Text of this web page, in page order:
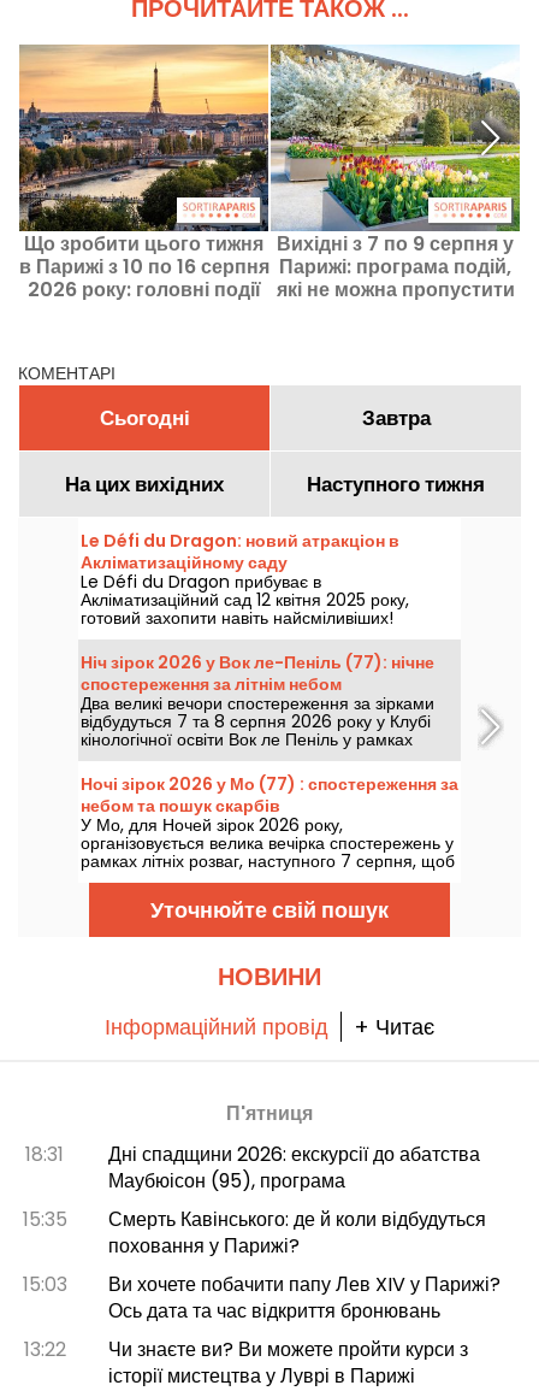
ПРОЧИТАЙТЕ ТАКОЖ ...
Що зробити цього тижня
в Парижі з 10 по 16 серпня
2026 року: головні події
Вихідні з 7 по 9 серпня у
Парижі: програма подій,
які не можна пропустити
КОМЕНТАРІ
Сьогодні Завтра
На цих вихідних Наступного тижня
Le Défi du Dragon: новий атракціон в
Акліматизаційному саду
Le Défi du Dragon прибуває в
Акліматизаційний сад 12 квітня 2025 року,
готовий захопити навіть найсміливіших!
Тримайтеся міцніше, ці вогняні американські
гірки перенесуть вас у пригоду, сповнену
крутих поворотів та гострих відчуттів.
Наважишся кинути виклик звіру?
Ніч зірок 2026 у Вок ле-Пеніль (77): нічне
спостереження за літнім небом
Два великі вечори спостереження за зірками
відбудуться 7 та 8 серпня 2026 року у Клубі
кінологічної освіти Вок ле Пеніль у рамках
нового випуску Ночей зірок.
Ночі зірок 2026 у Мо (77) : спостереження за
небом та пошук скарбів
У Мо, для Ночей зірок 2026 року,
організовується велика вечірка спостережень у
рамках літніх розваг, наступного 7 серпня, щоб
стати справжнім експертом з планет і зірок!
Уточнюйте свій пошук
НОВИНИ
Інформаційний провід + Читає
П'ятниця
18:31
Дні спадщини 2026: екскурсії до абатства
Маубюісон (95), програма
15:35
Смерть Кавінського: де й коли відбудуться
поховання у Парижі?
15:03
Ви хочете побачити папу Лев XIV у Парижі?
Ось дата та час відкриття бронювань
13:22
Чи знаєте ви? Ви можете пройти курси з
історії мистецтва у Луврі в Парижі